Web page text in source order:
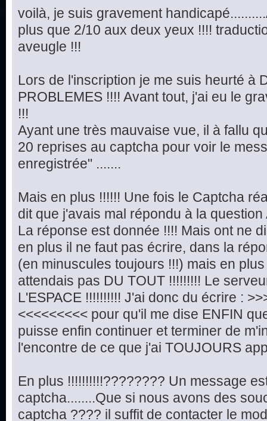
voilà, je suis gravement
plus que 2/10 aux deux yeux !!!!
aveugle !!!
Lors de l'inscription je me suis heurté à
PROBLEMES !!!! Avant tout, j'ai eu le
!!!
Ayant une très mauvaise vue, il à fallu
20 reprises au captcha pour voir le
enregistrée" .......
Mais en plus !!!!!! Une fois le Captcha
dit que j'avais mal répondu à la question
La réponse est donnée !!!! Mais ont ne
en plus il ne faut pas écrire, dans la
(en minuscules toujours !!!) mais en
attendais pas DU TOUT !!!!!!!!! Le
L'ESPACE !!!!!!!!!! J'ai donc du écrire :
<<<<<<<<< pour qu'il me dise ENFIN
puisse enfin continuer et terminer de
l'encontre de ce que j'ai TOUJOURS
En plus !!!!!!!!!!???????? Un message
captcha........Que si nous avons des
captcha ???? il suffit de contacter le